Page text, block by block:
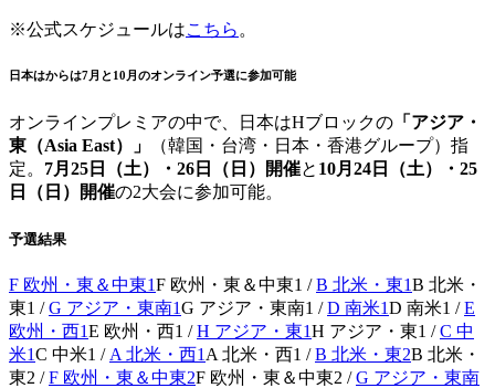
※公式スケジュールはこちら 。
日本はからは7月と10月のオンライン予選に参加可能
オンラインプレミアの中で、日本はHブロックの 「アジア・
東（Asia East）」
（韓国・台湾・日本・香港グループ）指
定。 7月25日（土）・26日（日）開催と 10月24日（土）・25
日（日）開催の2大会に参加可能。
予選結果
F 欧州・東＆中東1F 欧州・東＆中東1 /B 北米・東1B 北米・
東1 /G アジア・東南1G アジア・東南1 /D 南米1D 南米1 /E
欧州・西1E 欧州・西1 /H アジア・東1H アジア・東1 /C 中
米1C 中米1 / A 北米・西1 A 北米・西1 /B 北米・東2B 北米・
東2 /F 欧州・東＆中東2F 欧州・東＆中東2 /G アジア・東南